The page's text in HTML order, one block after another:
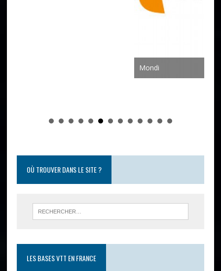
OÙ TROUVER DANS LE SITE ?
LES BASES VTT EN FRANCE